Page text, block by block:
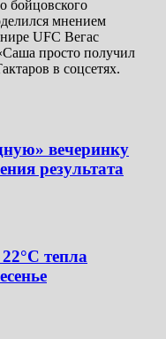
бойцовского
мнением
UFC Вегас
просто получил
в соцсетях.
вечеринку
результата
тепла